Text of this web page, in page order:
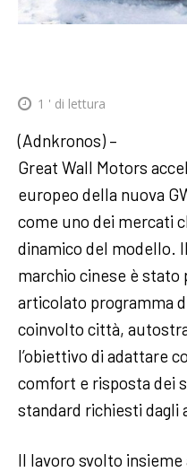
1 ' di lettura
(Adnkronos) –
Great Wall Motors
europeo della nuova
come uno dei mercati
dinamico del modello.
marchio cinese è stato
articolato programma
coinvolto città,
l’obiettivo di adattare
comfort e risposta dei
standard richiesti
Il lavoro svolto insieme